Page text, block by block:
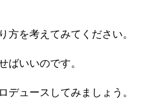
方を考えてみてください。
ばいいのです。
デュースしてみましょう。